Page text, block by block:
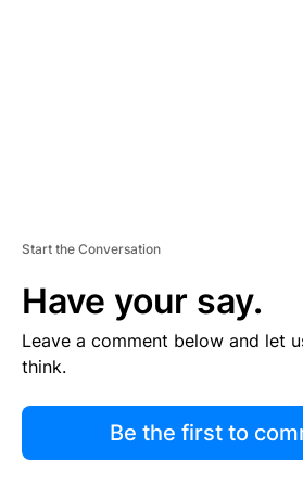
Start the Conversation
Have your say.
Leave a comment below and let
think.
Be the first to